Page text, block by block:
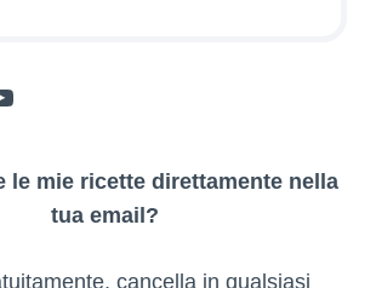
le mie ricette direttamente nella
tua email?
cancella in qualsiasi